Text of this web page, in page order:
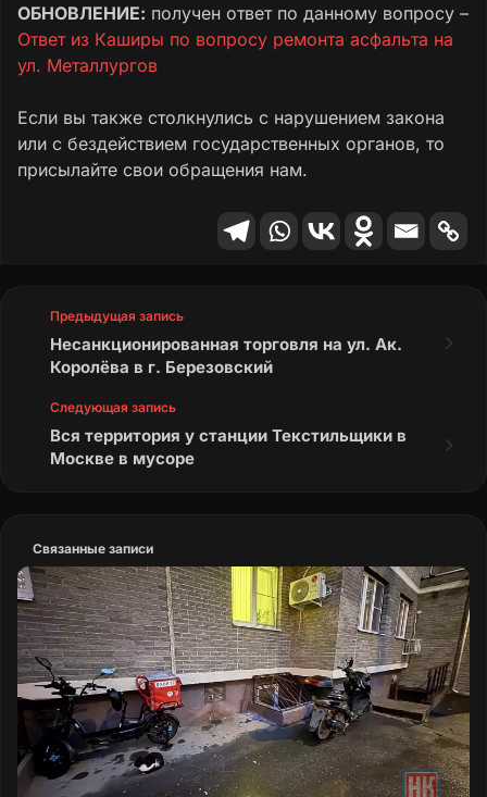
ОБНОВЛЕНИЕ: получен ответ по данному вопросу –
Ответ из Каширы по вопросу ремонта асфальта на
ул. Металлургов
Если вы также столкнулись с нарушением закона
или с бездействием государственных органов, то
присылайте свои обращения нам.
Предыдущая запись
Несанкционированная торговля на ул. Ак.
Королёва в г. Березовский
Следующая запись
Вся территория у станции Текстильщики в
Москве в мусоре
Связанные записи